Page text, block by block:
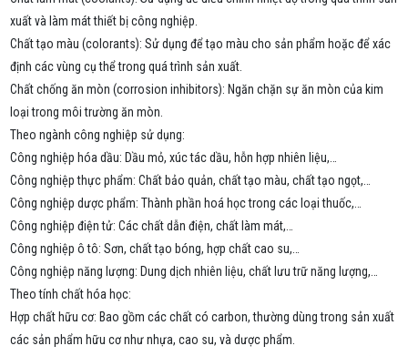
xuất và làm mát thiết bị công nghiệp.
Chất tạo màu (colorants): Sử dụng để tạo màu cho sản phẩm hoặc để xác
định các vùng cụ thể trong quá trình sản xuất.
Chất chống ăn mòn (corrosion inhibitors): Ngăn chặn sự ăn mòn của kim
loại trong môi trường ăn mòn.
Theo ngành công nghiệp sử dụng:
Công nghiệp hóa dầu: Dầu mỏ, xúc tác dầu, hỗn hợp nhiên liệu,…
Công nghiệp thực phẩm: Chất bảo quản, chất tạo màu, chất tạo ngọt,…
Công nghiệp dược phẩm: Thành phần hoá học trong các loại thuốc,…
Công nghiệp điện tử: Các chất dẫn điện, chất làm mát,…
Công nghiệp ô tô: Sơn, chất tạo bóng, hợp chất cao su,…
Công nghiệp năng lượng: Dung dịch nhiên liệu, chất lưu trữ năng lượng,…
Theo tính chất hóa học:
Hợp chất hữu cơ: Bao gồm các chất có carbon, thường dùng trong sản xuất
các sản phẩm hữu cơ như nhựa, cao su, và dược phẩm.